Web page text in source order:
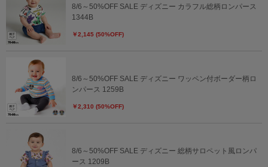
8/6～50%OFF SALE ディズニー カラフル総柄ロンパース
1344B
￥2,145 (50%OFF)
8/6～50%OFF SALE ディズニー ワッペン付ボーダー柄ロ
ンパース 1259B
￥2,310 (50%OFF)
8/6～50%OFF SALE ディズニー 総柄サロペット風ロンパ
ース 1209B